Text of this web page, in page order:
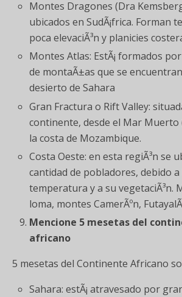
Montes Dragones (Dra
ubicados en SudÃ¡frica. Forman
poca elevaciÃ³n y planicies
Montes Atlas: EstÃ¡ formados
de montaÃ±as que se
desierto de Sahara
Gran Fractura o Rift Valley:
continente, desde el Mar Muerto
la costa de Mozambique.
Costa Oeste: en esta regiÃ³n se
cantidad de pobladores, debido a
temperatura y a su vegetaciÃ³n.
loma, montes CamerÃºn,
Mencione 5 mesetas del
africano
5 mesetas del Continente Africano
Sahara: estÃ¡ atravesado por